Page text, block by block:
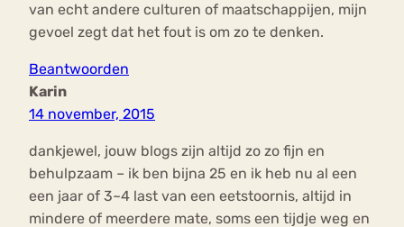
van echt andere culturen of maatschappijen, mijn
gevoel zegt dat het fout is om zo te denken.
Beantwoorden
Karin
14 november, 2015
dankjewel, jouw blogs zijn altijd zo zo fijn en
behulpzaam – ik ben bijna 25 en ik heb nu al een
een jaar of 3~4 last van een eetstoornis, altijd in
mindere of meerdere mate, soms een tijdje weg en